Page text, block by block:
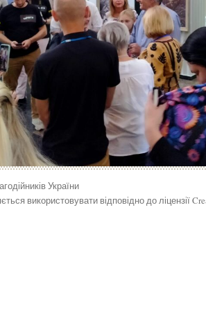
України
використовувати відповідно до ліцензії